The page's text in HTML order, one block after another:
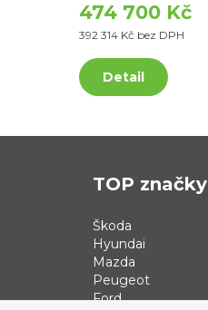
474 700 Kč
392 314 Kč bez DPH
Detail
TOP značky
Škoda
Hyundai
Mazda
Peugeot
Ford